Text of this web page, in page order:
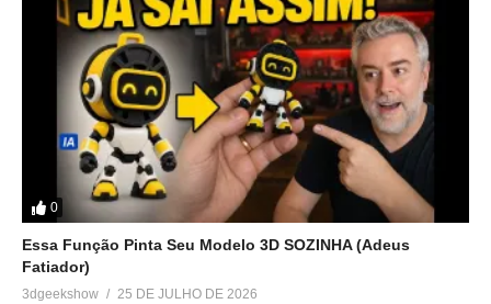
0
Essa Função Pinta Seu Modelo 3D SOZINHA (Adeus
Fatiador)
3dgeekshow 25 DE JULHO DE 2026